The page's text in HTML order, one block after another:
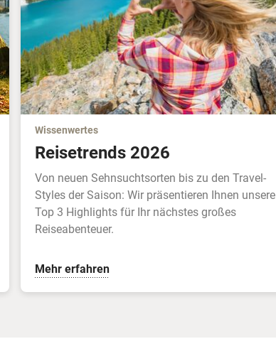
Wissenwertes
Reisetrends 2026
Von neuen Sehnsuchtsorten bis zu den Travel-
Styles der Saison: Wir präsentieren Ihnen unsere
Top 3 Highlights für Ihr nächstes großes
Reiseabenteuer.
Mehr erfahren